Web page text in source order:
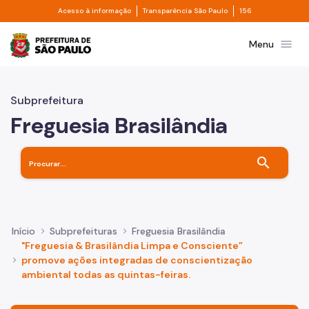
Pular para o Conteúdo principal
Acesso à informação Divisor de acesso à informação
Transparência São Paulo Divisor de
156
Prefeitura de São PauloMenu menu
Subprefeitura
Freguesia Brasilândia
search
Início Subprefeituras
Freguesia Brasilândia
"Freguesia & Brasilândia Limpa e Consciente”
promove ações integradas de conscientização
ambiental todas as quintas-feiras.